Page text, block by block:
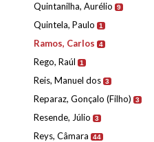
Quintanilha, Aurélio 9
Quintela, Paulo 1
Ramos, Carlos 4
Rego, Raúl 1
Reis, Manuel dos 3
Reparaz, Gonçalo (Filho) 3
Resende, Júlio 3
Reys, Câmara 44